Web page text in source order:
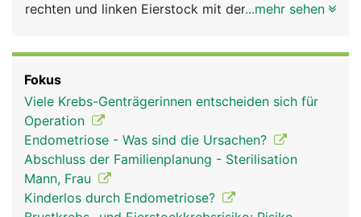
Rubriken
rechten und linken Eierstock mit dem oberen Rand
langen Eileiter sind aber nicht im direkten Kontakt
mit den Eierstöcken sondern bilden eine Art
Trichter mit 1-2 Zentimeter langen Fransen
(Fimbrien). Bei der gebärfähigen Frau wird alle 4
Wochen von den Eierstöcken eine
befruchtungsfähige Eizelle ausgestossen, die vom
Trichter eines Eileiters aufgefangen und von den
...mehr sehen
Fokus
Viele Krebs-Genträgerinnen entscheiden sich für
Operation
Endometriose - Was sind die Ursachen?
Abschluss der Familienplanung - Sterilisation
Mann, Frau
Kinderlos durch Endometriose?